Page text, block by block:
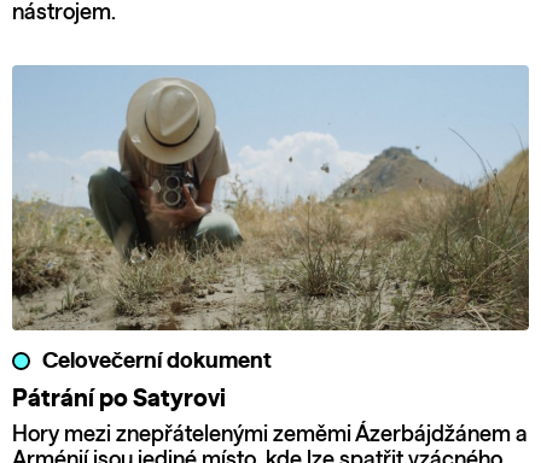
nástrojem.
Celovečerní dokument
Pátrání po Satyrovi
Hory mezi znepřátelenými zeměmi Ázerbájdžánem a